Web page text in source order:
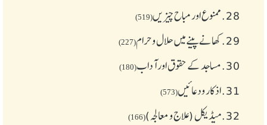
28. ممنوع اور مباح چیز یں(519)
29. کھانے پینے میں حلال و حرام(227)
30. مساجد کے حقوق اور آداب(180)
31. اذکار ودعائیں(573)
32. میڈیکل (علاج و معالجہ)(166)